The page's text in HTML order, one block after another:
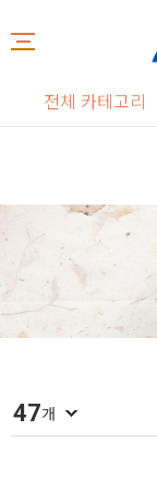
전체 카테고리
47개